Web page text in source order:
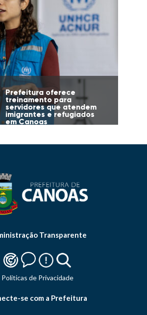
Prefeitura oferece
treinamento para
servidores que atendem
imigrantes e refugiados
em Canoas
Transparente
Politicas de Privacidade
se com a Prefeitura